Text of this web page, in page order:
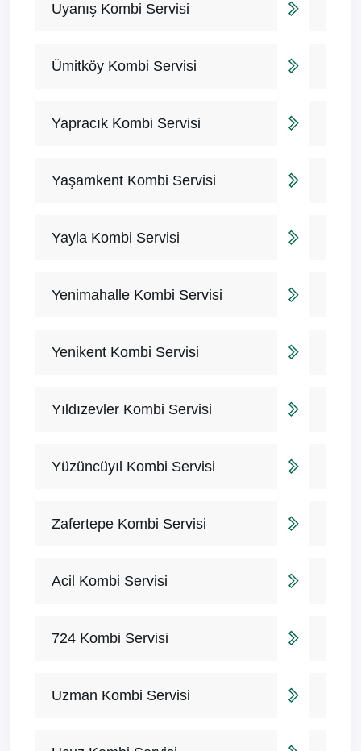
Uyanış Kombi Servisi
Ümitköy Kombi Servisi
Yapracık Kombi Servisi
Yaşamkent Kombi Servisi
Yayla Kombi Servisi
Yenimahalle Kombi Servisi
Yenikent Kombi Servisi
Yıldızevler Kombi Servisi
Yüzüncüyıl Kombi Servisi
Zafertepe Kombi Servisi
Acil Kombi Servisi
724 Kombi Servisi
Uzman Kombi Servisi